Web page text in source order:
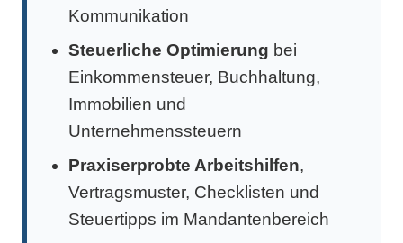
Kommunikation
Steuerliche Optimierung bei
Einkommensteuer, Buchhaltung,
Immobilien und
Unternehmenssteuern
Praxiserprobte Arbeitshilfen,
Vertragsmuster, Checklisten und
Steuertipps im Mandantenbereich